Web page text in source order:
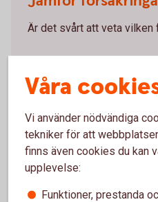
Är det svårt att veta vilken
Konsumenternas.se
Hur kan en
hjälpa?
Våra
Vi använder nödvändiga
tekniker för att
finns även cookies du kan
upplevelse:
Funktioner, prestanda